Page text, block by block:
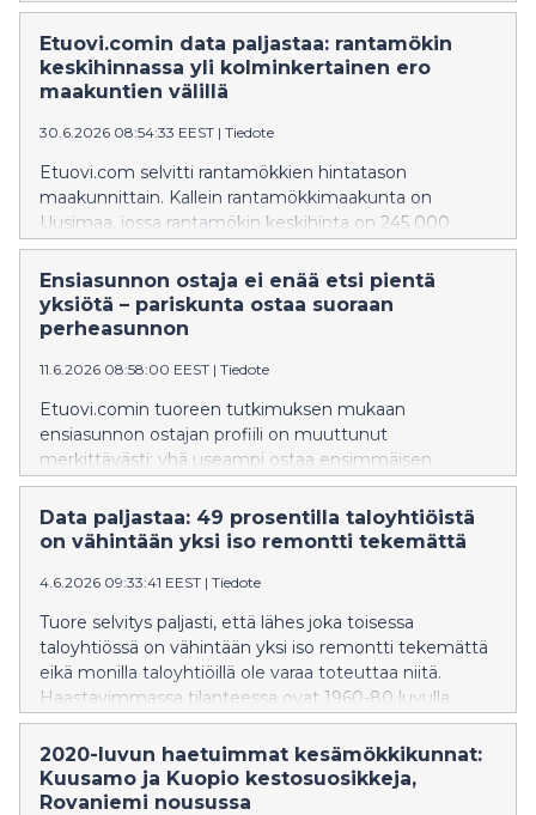
puoliskolla.
Etuovi.comin data paljastaa: rantamökin
keskihinnassa yli kolminkertainen ero
maakuntien välillä
30.6.2026 08:54:33 EEST | Tiedote
Etuovi.com selvitti rantamökkien hintatason
maakunnittain. Kallein rantamökkimaakunta on
Uusimaa, jossa rantamökin keskihinta on 245 000
euroa, kun taas Kainuusta rantamökin saa keskimäärin
78 000 eurolla. Uudellamaalla 2010–2020-luvuilla
rakennetun mökin keskihinta nousee peräti 457 000
euroon. Eniten myytäviä rantamökkejä on Etelä-
Ensiasunnon ostaja ei enää etsi pientä
yksiötä – pariskunta ostaa suoraan
perheasunnon
11.6.2026 08:58:00 EEST | Tiedote
Etuovi.comin tuoreen tutkimuksen mukaan
ensiasunnon ostajan profiili on muuttunut
merkittävästi: yhä useampi ostaa ensimmäisen
asunnon pariskuntana, hakee omakotitaloa tai rivitaloa
ja on valmis maksamaan mieluummin enemmän kuin
tinkimään koosta. Samalla lainansaannin vaikeus
Data paljastaa: 49 prosentilla taloyhtiöistä
on vähintään yksi iso remontti tekemättä
4.6.2026 09:33:41 EEST | Tiedote
Tuore selvitys paljasti, että lähes joka toisessa
taloyhtiössä on vähintään yksi iso remontti tekemättä
eikä monilla taloyhtiöillä ole varaa toteuttaa niitä.
Haastavimmassa tilanteessa ovat 1960-80 luvulla
rakennetut taloyhtiöt,
joilta puuttuu vielä putkiremontti.
2020-luvun haetuimmat kesämökkikunnat:
Kuusamo ja Kuopio kestosuosikkeja,
Rovaniemi nousussa